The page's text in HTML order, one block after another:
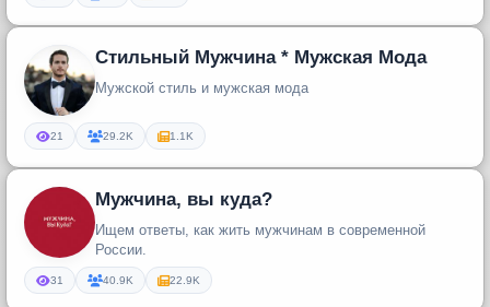
Стильный Мужчина * Мужская Мода
Мужской стиль и мужская мода
21 29.2K 1.1K
Мужчина, вы куда?
Ищем ответы, как жить мужчинам в современной
России.
31 40.9K 22.9K